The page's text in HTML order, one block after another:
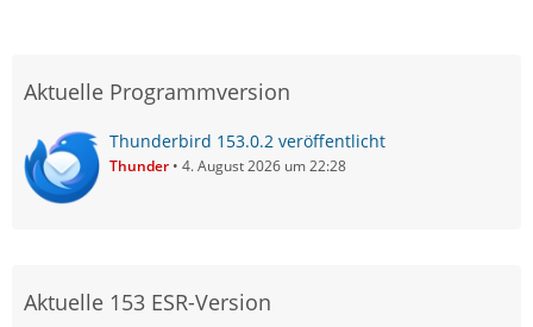
Aktuelle Programmversion
Thunderbird 153.0.2 veröffentlicht
Thunder 4. August 2026 um 22:28
Aktuelle 153 ESR-Version